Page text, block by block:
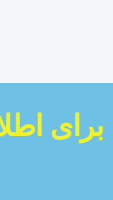
برای